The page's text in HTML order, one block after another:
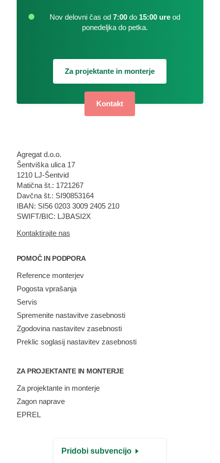
Nov delovni čas od 7:00 do 15:00 ure od
ponedeljka do petka.
Za projektante in monterje
Kontakt
Agregat d.o.o.
Šentviška ulica 17
1210 LJ-Šentvid
Matična št.: 1721267
Davčna št.: SI90853164
IBAN: SI56 0203 3009 2405 210
SWIFT/BIC: LJBASI2X
Kontaktirajte nas
POMOČ IN PODPORA
Reference monterjev
Pogosta vprašanja
Servis
Spremenite nastavitve zasebnosti
Zgodovina nastavitev zasebnosti
Preklic soglasij nastavitev zasebnosti
ZA PROJEKTANTE IN MONTERJE
Za projektante in monterje
Zagon naprave
EPREL
Pridobi subvencijo